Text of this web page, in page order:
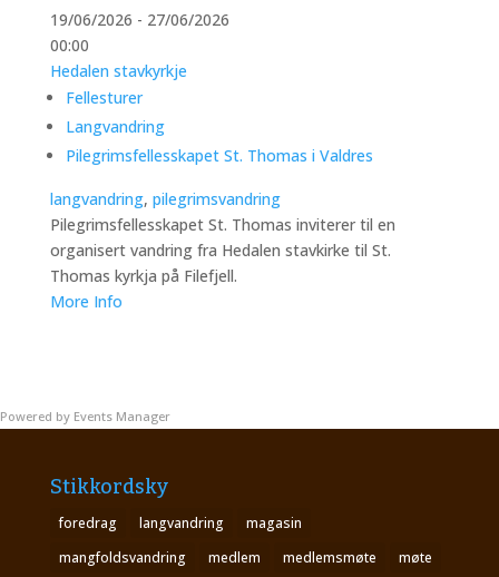
19/06/2026 - 27/06/2026
00:00
Hedalen stavkyrkje
Fellesturer
Langvandring
Pilegrimsfellesskapet St. Thomas i Valdres
langvandring, pilegrimsvandring
Pilegrimsfellesskapet St. Thomas inviterer til en
organisert vandring fra Hedalen stavkirke til St.
Thomas kyrkja på Filefjell.
More Info
Powered by Events Manager
Stikkordsky
foredrag langvandring
magasin
mangfoldsvandring
medlem medlemsmøte
møte